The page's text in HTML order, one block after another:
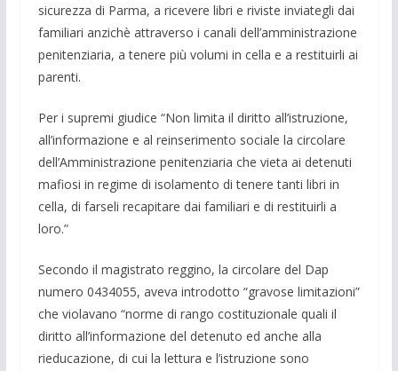
sicurezza di Parma, a ricevere libri e riviste inviategli dai
familiari anzichè attraverso i canali dell’amministrazione
penitenziaria, a tenere più volumi in cella e a restituirli ai
parenti.
Per i supremi giudice “Non limita il diritto all’istruzione,
all’informazione e al reinserimento sociale la circolare
dell’Amministrazione penitenziaria che vieta ai detenuti
mafiosi in regime di isolamento di tenere tanti libri in
cella, di farseli recapitare dai familiari e di restituirli a
loro.”
Secondo il magistrato reggino, la circolare del Dap
numero 0434055, aveva introdotto “gravose limitazioni”
che violavano “norme di rango costituzionale quali il
diritto all’informazione del detenuto ed anche alla
rieducazione, di cui la lettura e l’istruzione sono